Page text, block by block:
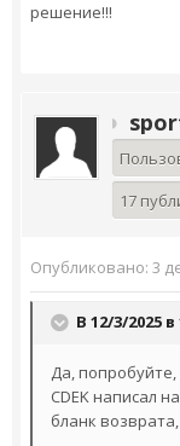
решение!!!
17
Опубликовано: 3
В 12/3/2025 в
Да,
CDEK написал
бланк